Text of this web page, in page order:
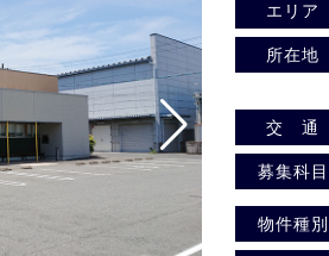
エリア
所在地
交 通
募集科目
物件種別